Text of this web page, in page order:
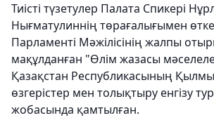
Тиісті түзетулер Палата Спикері
Нығматулиннің төрағалығымен
Парламенті Мәжілісінің жалпы
мақұлданған "Өлім жазасы
Қазақстан Республикасының
өзгерістер мен толықтыру енгізу
жобасында қамтылған.